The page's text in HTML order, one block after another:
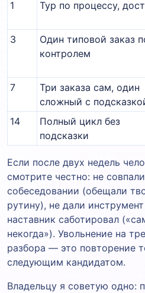
1 Тур по процессу,
3
Один типовой заказ
контролем
7
Три заказа сам, один
сложный с
14
Полный цикл без
подсказки
Если после двух недель
смотрите честно: не
собеседовании (обещали
рутину), не дали
наставник саботировал
некогда»). Увольнение на
разбора — это повторение
следующим кандидатом.
Владельцу я советую одно: